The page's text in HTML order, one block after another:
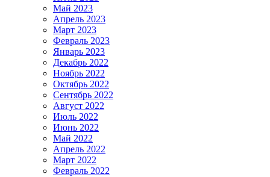
Май 2023
Апрель 2023
Март 2023
Февраль 2023
Январь 2023
Декабрь 2022
Ноябрь 2022
Октябрь 2022
Сентябрь 2022
Август 2022
Июль 2022
Июнь 2022
Май 2022
Апрель 2022
Март 2022
Февраль 2022